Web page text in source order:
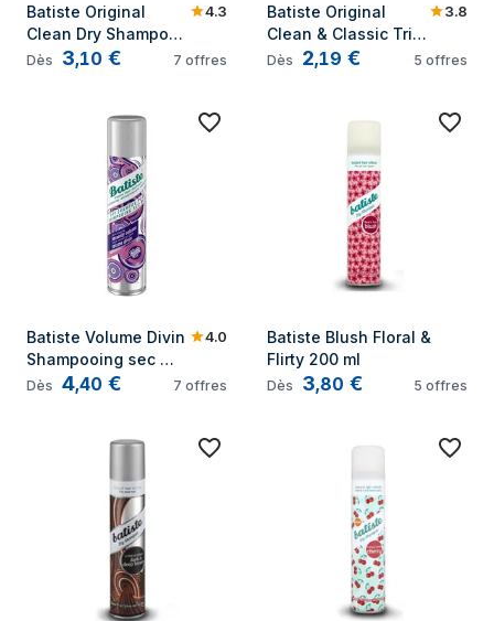
Batiste Original
Clean Dry Shampoo
200 ml
4.3
Dès 3,10 € 7 offres
Batiste Original
Clean & Classic Trial
Size 45,5 ml
3.8
Dès 2,19 € 5 offres
Batiste Volume Divin
Shampooing sec
200ml
4.0
Dès 4,40 € 7 offres
Batiste Blush Floral &
Flirty 200 ml
Dès 3,80 € 5 offres